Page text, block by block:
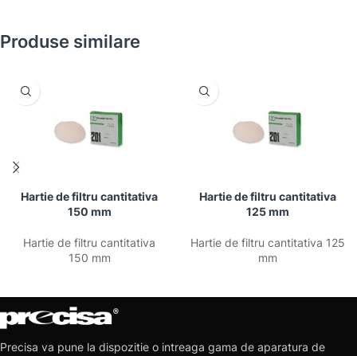
Produse similare
Hartie de filtru cantitativa
150 mm
Hartie de filtru cantitativa
150 mm
Hartie de filtru cantitativa
125 mm
Hartie de filtru cantitativa 125
mm
Precisa va pune la dispozitie o intreaga gama de aparatura de